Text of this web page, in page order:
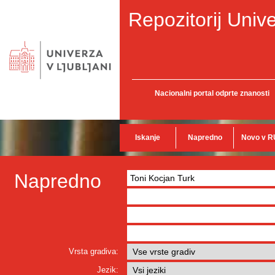
Repozitorij
Nacionalni portal odprte znanosti
Iskanje Napredno Novo v
Napredno
Vrsta gradiva:
Jezik: